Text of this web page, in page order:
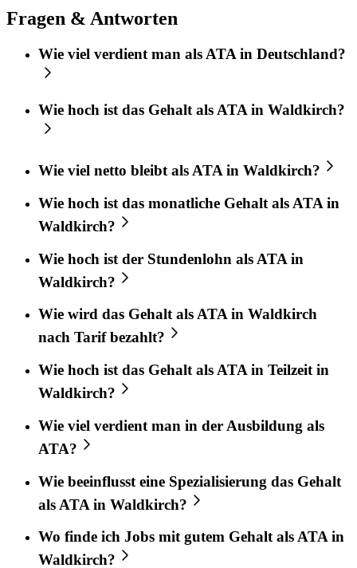
Fragen & Antworten
Wie viel verdient man als ATA in Deutschland?
Wie hoch ist das Gehalt als ATA in Waldkirch?
Wie viel netto bleibt als ATA in Waldkirch?
Wie hoch ist das monatliche Gehalt als ATA in
Waldkirch?
Wie hoch ist der Stundenlohn als ATA in
Waldkirch?
Wie wird das Gehalt als ATA in Waldkirch
nach Tarif bezahlt?
Wie hoch ist das Gehalt als ATA in Teilzeit in
Waldkirch?
Wie viel verdient man in der Ausbildung als
ATA?
Wie beeinflusst eine Spezialisierung das Gehalt
als ATA in Waldkirch?
Wo finde ich Jobs mit gutem Gehalt als ATA in
Waldkirch?